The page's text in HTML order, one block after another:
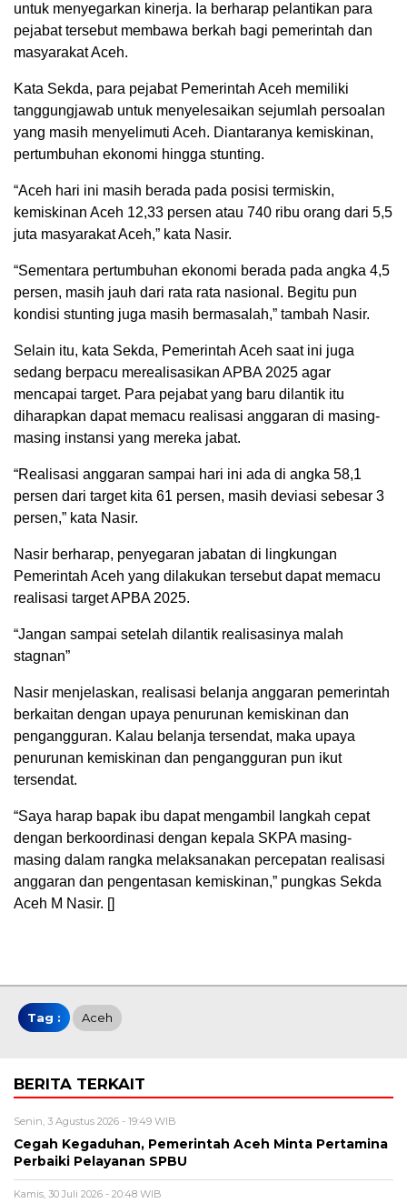
untuk menyegarkan kinerja. Ia berharap pelantikan para
pejabat tersebut membawa berkah bagi pemerintah dan
masyarakat Aceh.
Kata Sekda, para pejabat Pemerintah Aceh memiliki
tanggungjawab untuk menyelesaikan sejumlah persoalan
yang masih menyelimuti Aceh. Diantaranya kemiskinan,
pertumbuhan ekonomi hingga stunting.
“Aceh hari ini masih berada pada posisi termiskin,
kemiskinan Aceh 12,33 persen atau 740 ribu orang dari 5,5
juta masyarakat Aceh,” kata Nasir.
“Sementara pertumbuhan ekonomi berada pada angka 4,5
persen, masih jauh dari rata rata nasional. Begitu pun
kondisi stunting juga masih bermasalah,” tambah Nasir.
Selain itu, kata Sekda, Pemerintah Aceh saat ini juga
sedang berpacu merealisasikan APBA 2025 agar
mencapai target. Para pejabat yang baru dilantik itu
diharapkan dapat memacu realisasi anggaran di masing-
masing instansi yang mereka jabat.
“Realisasi anggaran sampai hari ini ada di angka 58,1
persen dari target kita 61 persen, masih deviasi sebesar 3
persen,” kata Nasir.
Nasir berharap, penyegaran jabatan di lingkungan
Pemerintah Aceh yang dilakukan tersebut dapat memacu
realisasi target APBA 2025.
“Jangan sampai setelah dilantik realisasinya malah
stagnan”
Nasir menjelaskan, realisasi belanja anggaran pemerintah
berkaitan dengan upaya penurunan kemiskinan dan
pengangguran. Kalau belanja tersendat, maka upaya
penurunan kemiskinan dan pengangguran pun ikut
tersendat.
“Saya harap bapak ibu dapat mengambil langkah cepat
dengan berkoordinasi dengan kepala SKPA masing-
masing dalam rangka melaksanakan percepatan realisasi
anggaran dan pengentasan kemiskinan,” pungkas Sekda
Aceh M Nasir. []
Tag : Aceh
BERITA TERKAIT
Senin, 3 Agustus 2026 - 19:49 WIB
Cegah Kegaduhan, Pemerintah Aceh Minta Pertamina
Perbaiki Pelayanan SPBU
Kamis, 30 Juli 2026 - 20:48 WIB